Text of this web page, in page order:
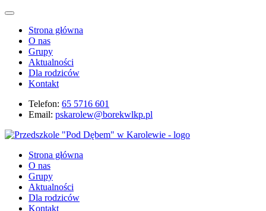
Strona główna
O nas
Grupy
Aktualności
Dla rodziców
Kontakt
Telefon: 65 5716 601
Email: pskarolew@borekwlkp.pl
Strona główna
O nas
Grupy
Aktualności
Dla rodziców
Kontakt